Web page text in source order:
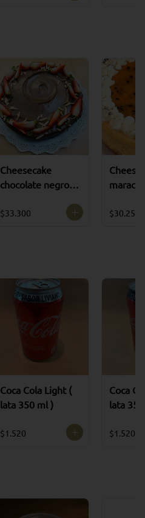
Cheesecake
chocolate negro (
$33.300 $30.250
Coca Cola Light (
lata 350 ml )
$1.520
Coca
lata
$1.520